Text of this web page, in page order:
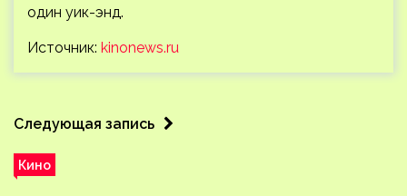
один уик-энд.
Источник: kinonews.ru
Следующая запись
Кино